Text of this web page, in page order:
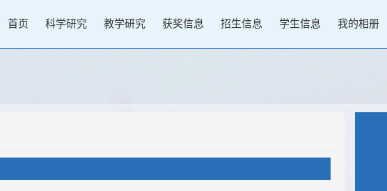
首页 科学研究 教学研究 获奖信息 招生信息 学生信息 我的相册